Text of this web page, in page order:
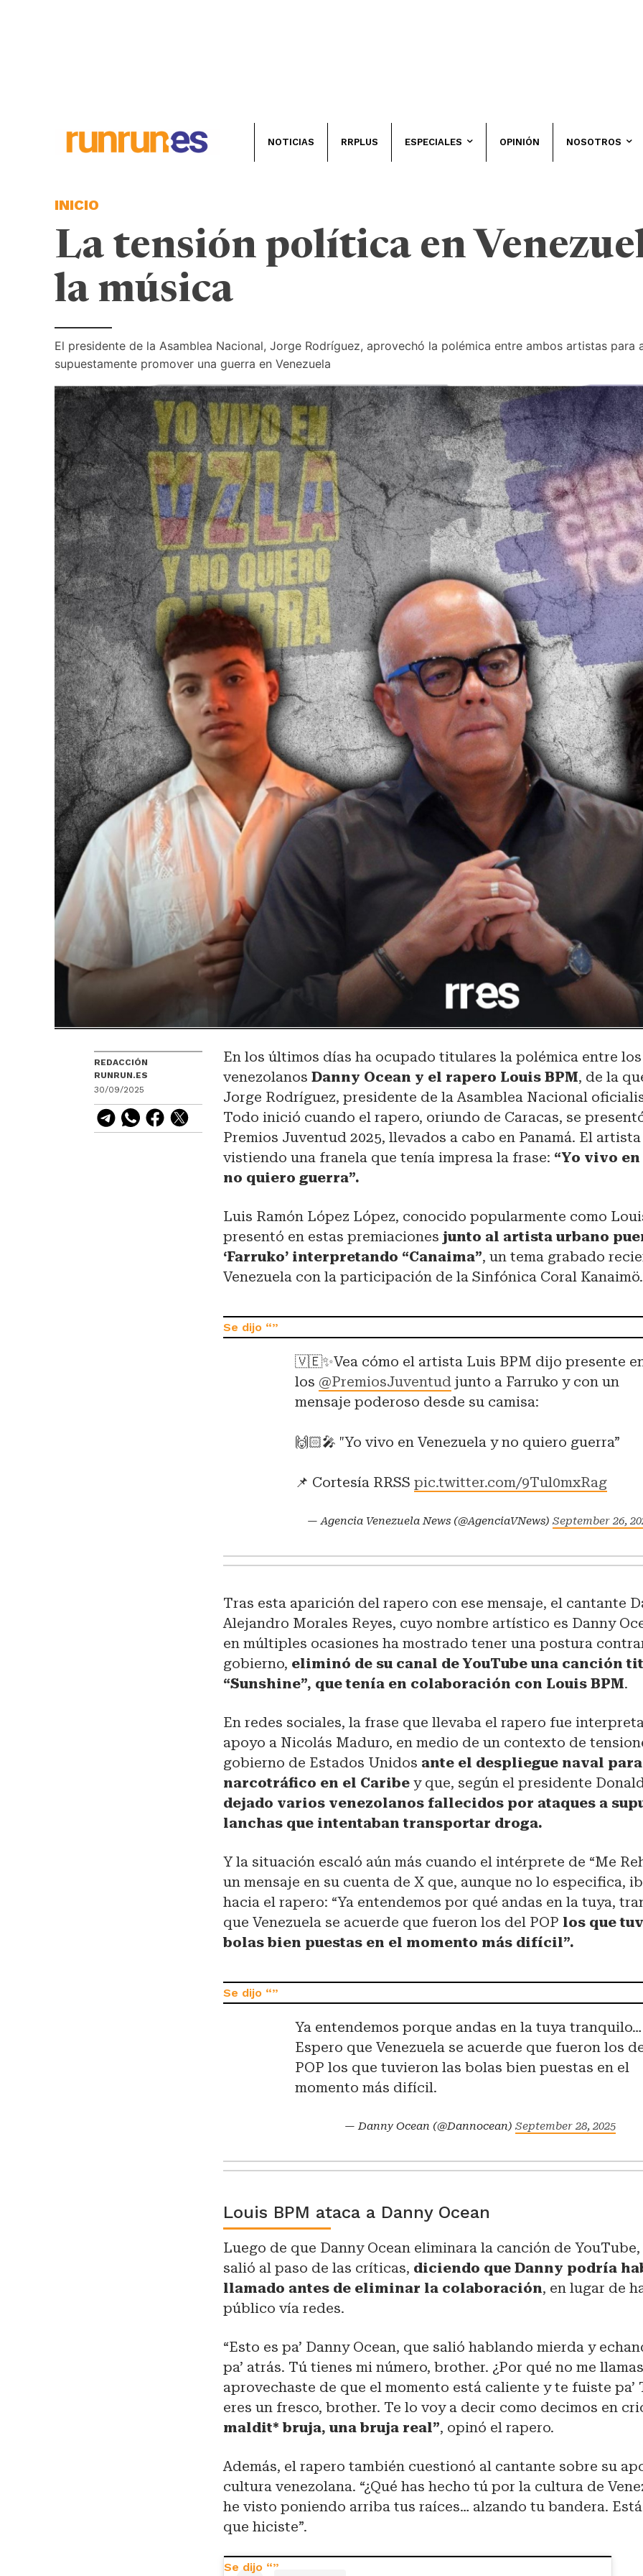
NOTICIAS RRPLUS ESPECIALES OPINIÓN NOSOTROS
INICIO
La tensión política en
la música
El presidente de la Asamblea Nacional, Jorge Rodríguez, aprovechó la polémica entre ambos artistas para
supuestamente promover una guerra en Venezuela
REDACCIÓN
RUNRUN.ES
30/09/2025
En los últimos días ha ocupado titulares la polémica entre
venezolanosDanny Ocean y el rapero Louis BPM, de la
Jorge Rodríguez, presidente de la Asamblea Nacional
Todo inició cuando el rapero, oriundo de Caracas, se
Premios Juventud 2025, llevados a cabo en Panamá. El
vistiendo una franela que tenía impresa la frase: “Yo vivo
no quiero guerra”.
Luis Ramón López López, conocido popularmente como
presentó en estas premiacionesjunto al artista urbano
‘Farruko’ interpretando “Canaima”, un tema grabado
Venezuela con la participación de la Sinfónica Coral Kanaimö.
🇻🇪✨Vea cómo el artista Luis BPM dijo presente
los @PremiosJuventud junto a Farruko y con un
mensaje poderoso desde su camisa:
🙌🏻🎤 "Yo vivo en Venezuela y no quiero guerra”
📌 Cortesía RRSSpic.twitter.com/9Tul0mxRag
— Agencia Venezuela News (@AgenciaVNews) September 26,
Tras esta aparición del rapero con ese mensaje, el cantante
Alejandro Morales Reyes, cuyo nombre artístico es Danny
en múltiples ocasiones ha mostrado tener una postura
gobierno, eliminó de su canal de YouTube una canción
“Sunshine”, que tenía en colaboración con Louis BPM.
En redes sociales, la frase que llevaba el rapero fue
apoyo a Nicolás Maduro, en medio de un contexto de
gobierno de Estados Unidos ante el despliegue naval
narcotráfico en el Caribe y que, según el presidente
dejado varios venezolanos fallecidos por ataques a
lanchas que intentaban transportar droga.
Y la situación escaló aún más cuando el intérprete de “Me
un mensaje en su cuenta de X que, aunque no lo especifica,
hacia el rapero: “Ya entendemos por qué andas en la tuya,
que Venezuela se acuerde que fueron los del POP los que
bolas bien puestas en el momento más difícil”.
Ya entendemos porque andas en la tuya tranquilo…
Espero que Venezuela se acuerde que fueron los
POP los que tuvieron las bolas bien puestas en el
momento más difícil.
— Danny Ocean (@Dannocean) September 28, 2025
Louis BPM ataca a Danny Ocean
Luego de que Danny Ocean eliminara la canción de
salió al paso de las críticas, diciendo que Danny podría
llamado antes de eliminar la colaboración, en lugar de
público vía redes.
“Esto es pa’ Danny Ocean, que salió hablando mierda y
pa’ atrás. Tú tienes mi número, brother. ¿Por qué no me
aprovechaste de que el momento está caliente y te fuiste
eres un fresco, brother. Te lo voy a decir como decimos en
maldit* bruja, una bruja real”, opinó el rapero.
Además, el rapero también cuestionó al cantante sobre su
cultura venezolana. “¿Qué has hecho tú por la cultura de
he visto poniendo arriba tus raíces… alzando tu bandera.
que hiciste”.